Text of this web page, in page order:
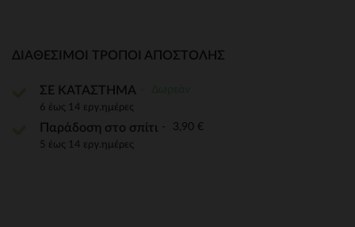
ΔΙΑΘΈΣΙΜΟΙ ΤΡΌΠΟΙ ΑΠΟΣΤΟΛΉΣ
ΣΕ ΚΑΤΑΣΤΗΜΑ
6 έως 14 εργ.ημέρες
Παράδοση στο σπίτι 3,90 €
5 έως 14 εργ.ημέρες